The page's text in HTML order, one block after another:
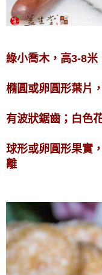
綠小喬木，高3-8米
橢圓或卵圓形葉片
有波狀鋸齒；白色
球形或卵圓形果實
離